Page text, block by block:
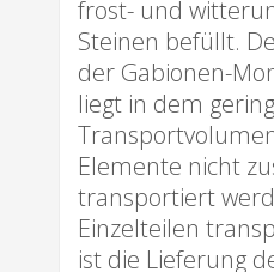
frost- und
Steinen befüllt.
der Gabionen-
liegt in dem
Elemente nicht
transportiert
Einzelteilen
ist die Lieferung